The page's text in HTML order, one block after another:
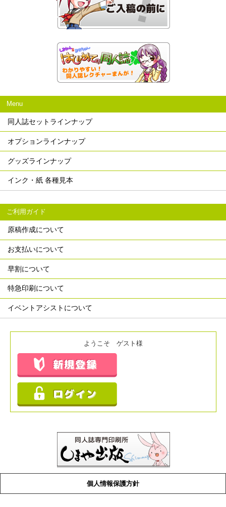
Menu
同人誌セットラインナップ
オプションラインナップ
グッズラインナップ
インク・紙 各種見本
ご利用ガイド
原稿作成について
お支払いについて
早割について
特急印刷について
イベントアシストについて
ようこそ ゲスト様
個人情報保護方針